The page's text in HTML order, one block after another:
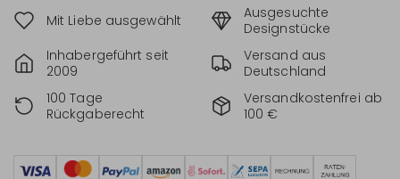
Mit Liebe ausgewählt
Ausgesuchte
Designstücke
Inhabergeführt seit
2009
Versand aus
Deutschland
100 Tage
Rückgaberecht
Versandkostenfrei ab
100 €